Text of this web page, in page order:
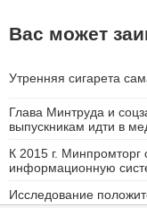
Вас может
Утренняя сигарета
Глава Минтруда и
выпускникам идти в
К 2015 г. Минпромторг
информационную
Исследование